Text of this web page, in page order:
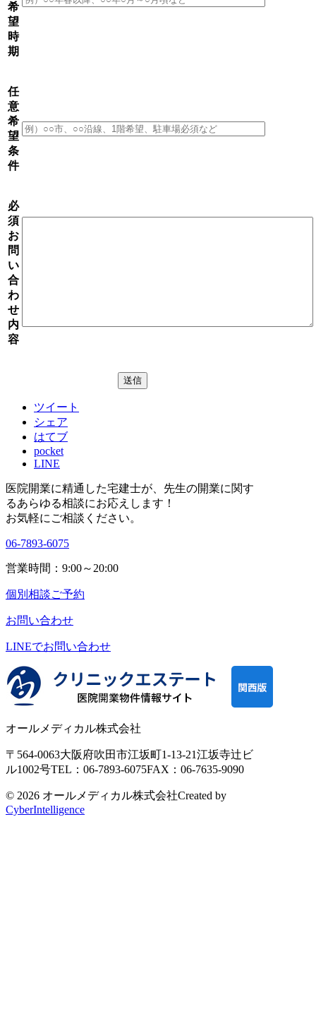
希
望
時
期
任
意
希
望
条
件
必
須
お
問
い
合
わ
せ
内
容
ツイート
シェア
はてブ
pocket
LINE
医院開業に精通した宅建士が、 先生の開業に関す
るあらゆる相談にお応えします！
お気軽にご相談ください。
06-7893-6075
営業時間：9:00～20:00
個別相談ご予約
お問い合わせ
LINEでお問い合わせ
オールメディカル株式会社
〒564-0063大阪府吹田市江坂町1-13-21江坂寺辻ビ
ル1002号TEL：06-7893-6075FAX：06-7635-9090
© 2026 オールメディカル株式会社Created by
CyberIntelligence